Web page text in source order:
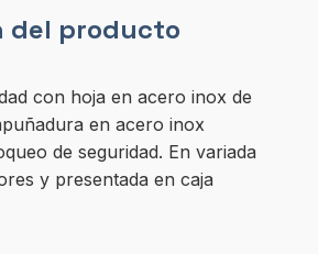
del producto
con hoja en acero inox de
en acero inox
de seguridad. En variada
y presentada en caja